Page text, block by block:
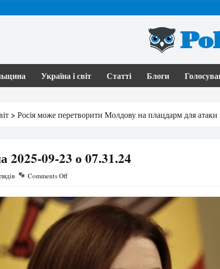
Україна і світ Статті Блоги
> Росія може перетворити Молдову на плацдарм для
2025-09-23 о 07.31.24
Comments Off